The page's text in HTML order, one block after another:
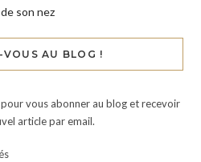
son nez
AU BLOG !
vous abonner au blog et recevoir
article par email.